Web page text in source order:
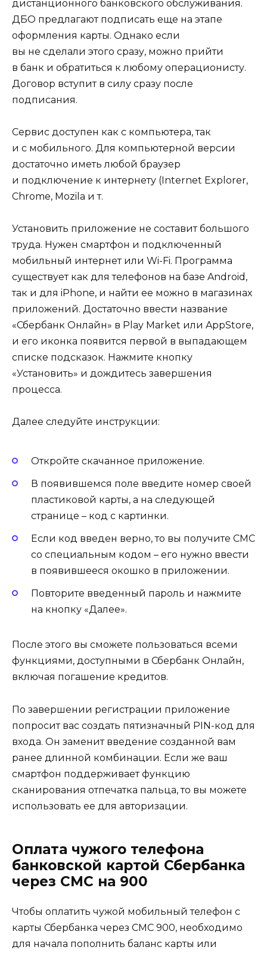
дистанционного банковского обслуживания.
ДБО предлагают подписать еще на этапе
оформления карты. Однако если
вы не сделали этого сразу, можно прийти
в банк и обратиться к любому операционисту.
Договор вступит в силу сразу после
подписания.
Сервис доступен как с компьютера, так
и с мобильного. Для компьютерной версии
достаточно иметь любой браузер
и подключение к интернету (Internet Explorer,
Chrome, Mozila и т.
Установить приложение не составит большого
труда. Нужен смартфон и подключенный
мобильный интернет или Wi-Fi. Программа
существует как для телефонов на базе Android,
так и для iPhone, и найти ее можно в магазинах
приложений. Достаточно ввести название
«Сбербанк Онлайн» в Play Market или AppStore,
и его иконка появится первой в выпадающем
списке подсказок. Нажмите кнопку
«Установить» и дождитесь завершения
процесса.
Далее следуйте инструкции:
Откройте скачанное приложение.
В появившемся поле введите номер своей
пластиковой карты, а на следующей
странице – код с картинки.
Если код введен верно, то вы получите СМС
со специальным кодом – его нужно ввести
в появившееся окошко в приложении.
Повторите введенный пароль и нажмите
на кнопку «Далее».
После этого вы сможете пользоваться всеми
функциями, доступными в Сбербанк Онлайн,
включая погашение кредитов.
По завершении регистрации приложение
попросит вас создать пятизначный PIN-код для
входа. Он заменит введение созданной вам
ранее длинной комбинации. Если же ваш
смартфон поддерживает функцию
сканирования отпечатка пальца, то вы можете
использовать ее для авторизации.
Оплата чужого телефона
банковской картой Сбербанка
через СМС на 900
Чтобы оплатить чужой мобильный телефон с
карты Сбербанка через СМС 900, необходимо
для начала пополнить баланс карты или